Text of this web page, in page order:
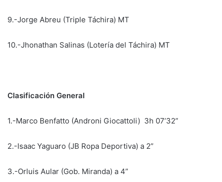
9.-Jorge Abreu (Triple Táchira) MT
10.-Jhonathan Salinas (Lotería del Táchira) MT
Clasificación General
1.-Marco Benfatto (Androni Giocattoli) 3h 07’32”
2.-Isaac Yaguaro (JB Ropa Deportiva) a 2”
3.-Orluis Aular (Gob. Miranda) a 4”